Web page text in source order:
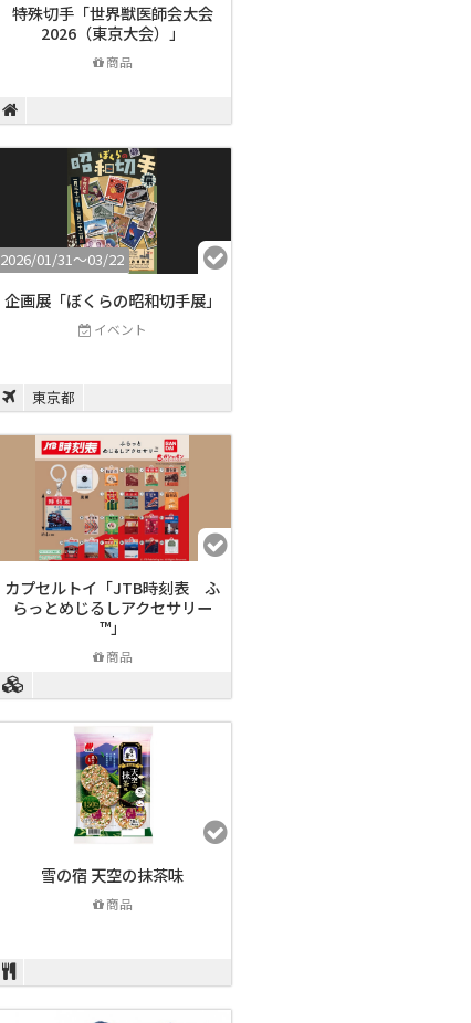
特殊切手「世界獣医師会大会
2026（東京大会）」
商品
2026/01/31〜03/22
企画展「ぼくらの昭和切手展」
イベント
東京都
カプセルトイ「JTB時刻表 ふ
らっとめじるしアクセサリー
™」
商品
雪の宿 天空の抹茶味
商品